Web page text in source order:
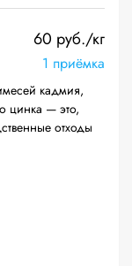
60 руб./кг
1 приёмка
кадмия,
цинка — это,
отходы